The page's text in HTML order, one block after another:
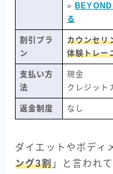
» BEYOND
る
割引プラ
ン
カウンセリ
体験トレー
支払い方
法
現金
クレジット
返金制度 なし
ダイエットやボディ
ング3割」と言われて